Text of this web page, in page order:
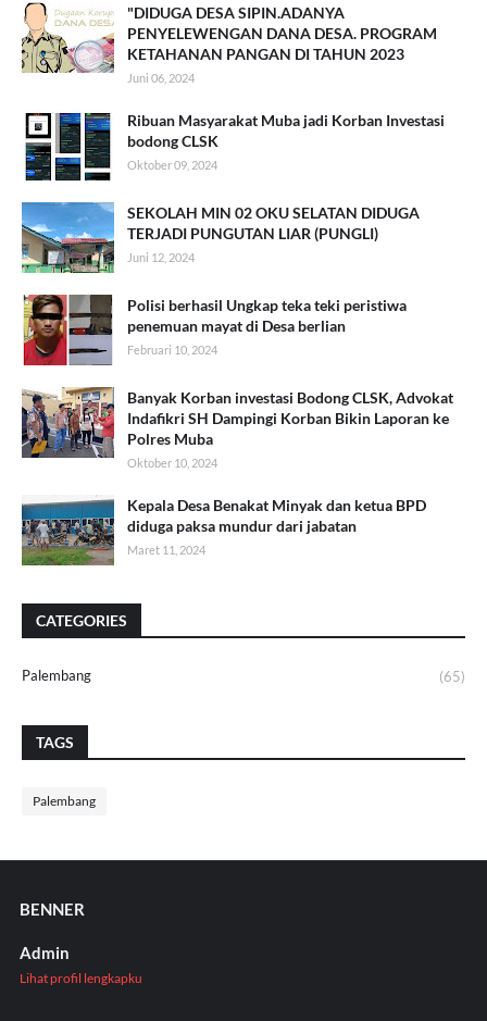
"DIDUGA DESA SIPIN.ADANYA
PENYELEWENGAN DANA DESA. PROGRAM
KETAHANAN PANGAN DI TAHUN 2023
Juni 06, 2024
Ribuan Masyarakat Muba jadi Korban Investasi
bodong CLSK
Oktober 09, 2024
SEKOLAH MIN 02 OKU SELATAN DIDUGA
TERJADI PUNGUTAN LIAR (PUNGLI)
Juni 12, 2024
Polisi berhasil Ungkap teka teki peristiwa
penemuan mayat di Desa berlian
Februari 10, 2024
Banyak Korban investasi Bodong CLSK, Advokat
Indafikri SH Dampingi Korban Bikin Laporan ke
Polres Muba
Oktober 10, 2024
Kepala Desa Benakat Minyak dan ketua BPD
diduga paksa mundur dari jabatan
Maret 11, 2024
CATEGORIES
Palembang (65)
TAGS
Palembang
BENNER
Admin
Lihat profil lengkapku